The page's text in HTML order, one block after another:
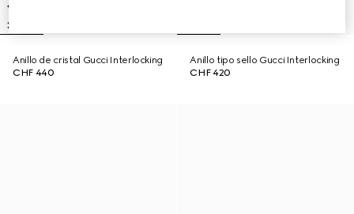
Anillo de cristal Gucci Interlocking
CHF 440
Anillo tipo sello Gucci Interlocking
CHF 420